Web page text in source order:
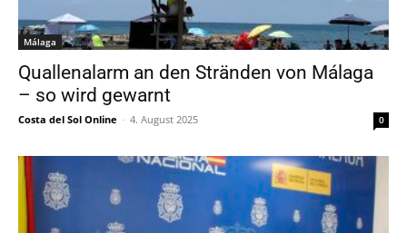
Málaga
Quallenalarm an den Stränden von Málaga
– so wird gewarnt
Costa del Sol Online - 4. August 2025 0